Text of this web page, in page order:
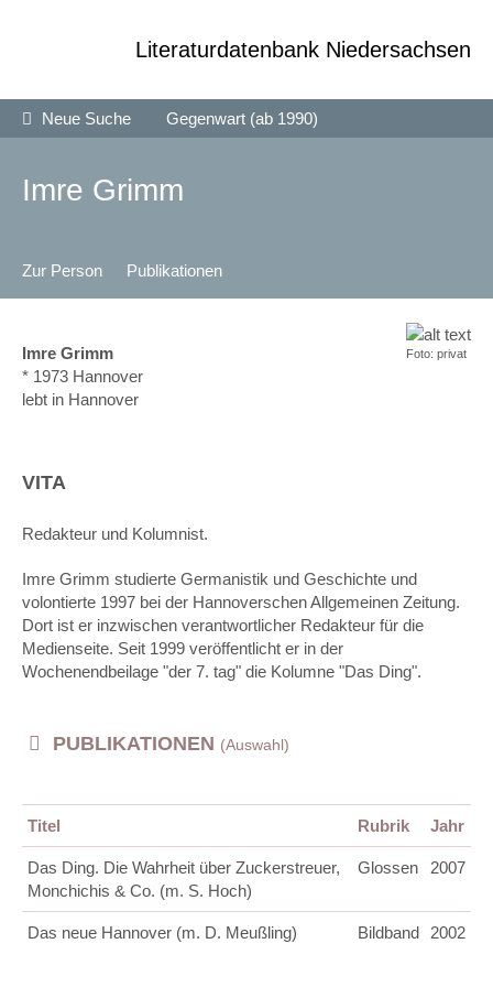
Literaturdatenbank Niedersachsen
Autoren
Autoren
Orte
Aktuell
Veranstalter
Kontakt
facebook
Neue Suche Gegenwart (ab 1990)
Imre Grimm
Zur Person Publikationen
Foto: privat
Imre Grimm
* 1973 Hannover
lebt in Hannover
VITA
Redakteur und Kolumnist.
Imre Grimm studierte Germanistik und Geschichte und
volontierte 1997 bei der Hannoverschen Allgemeinen Zeitung.
Dort ist er inzwischen verantwortlicher Redakteur für die
Medienseite. Seit 1999 veröffentlicht er in der
Wochenendbeilage "der 7. tag" die Kolumne "Das Ding".
PUBLIKATIONEN (Auswahl)
Titel Rubrik Jahr
Das Ding. Die Wahrheit über Zuckerstreuer,
Monchichis & Co. (m. S. Hoch)
Glossen 2007
Das neue Hannover (m. D. Meußling) Bildband 2002